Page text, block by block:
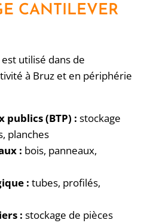
CANTILEVER
utilisé dans de
à Bruz et en périphérie
(BTP) : stockage
planches
: bois, panneaux,
: tubes, profilés,
: stockage de pièces